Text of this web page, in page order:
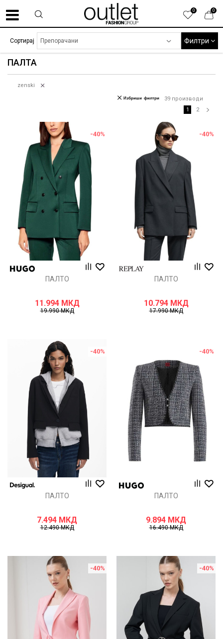
0
0
ПАЛТА
Сортирај Филтри
zenski
39 производи
Избриши филтри
1 2
-40%
ПАЛТО
11.994 МКД
19.990МКД
-40%
ПАЛТО
10.794 МКД
17.990МКД
-40%
ПАЛТО
7.494 МКД
12.490МКД
-40%
ПАЛТО
9.894 МКД
16.490МКД
-40% -40%